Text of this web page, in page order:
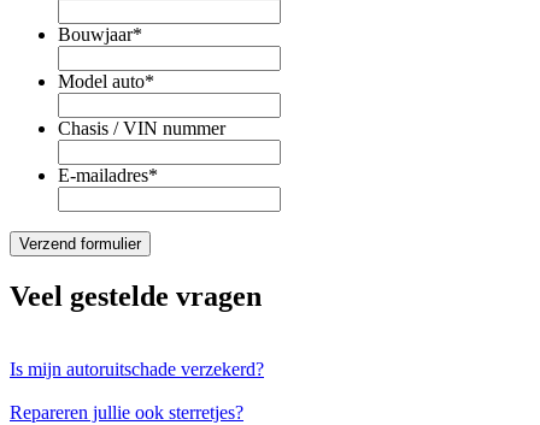
Bouwjaar*
Model auto*
Chasis / VIN nummer
E-mailadres*
Veel gestelde vragen
Is mijn autoruitschade verzekerd?
Repareren jullie ook sterretjes?